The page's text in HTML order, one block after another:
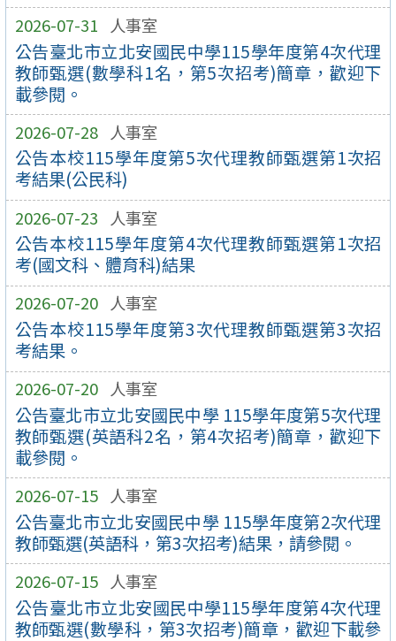
2026-07-31 人事室
公告臺北市立北安國民中學115學年度第4次代理
教師甄選(數學科1名，第5次招考)簡章，歡迎下
載參閱。
2026-07-28 人事室
公告本校115學年度第5次代理教師甄選第1次招
考結果(公民科)
2026-07-23 人事室
公告本校115學年度第4次代理教師甄選第1次招
考(國文科、體育科)結果
2026-07-20 人事室
公告本校115學年度第3次代理教師甄選第3次招
考結果。
2026-07-20 人事室
公告臺北市立北安國民中學 115學年度第5次代理
教師甄選(英語科2名，第4次招考)簡章，歡迎下
載參閱。
2026-07-15 人事室
公告臺北市立北安國民中學 115學年度第2次代理
教師甄選(英語科，第3次招考)結果，請參閱。
2026-07-15 人事室
公告臺北市立北安國民中學115學年度第4次代理
教師甄選(數學科，第3次招考)簡章，歡迎下載參